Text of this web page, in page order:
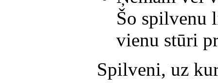
Šo spilvenu
vienu stūri
Spilveni, uz